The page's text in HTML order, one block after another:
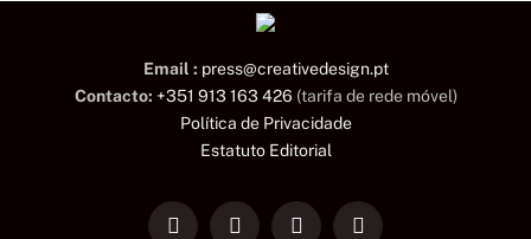
Email : press@creativedesign.pt
Contacto: +351 913 163 426 (tarifa de rede móvel)
Política de Privacidade
Estatuto Editorial